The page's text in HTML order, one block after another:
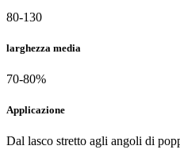
80-130
larghezza media
70-80%
Applicazione
Dal lasco stretto agli angoli di